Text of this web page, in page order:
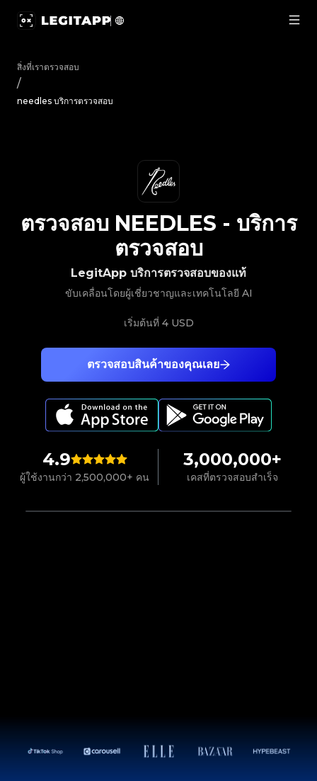
สิ่งที่เราตรวจสอบ
/
needles บริการตรวจสอบ
4.9
ผู้ใช้งานกว่า 2,500,000+ คน
3,000,000+
เคสที่ตรวจสอบสำเร็จ
ตรวจสอบสินค้าของคุณเลย
LegitApp บริการตรวจสอบของแท้
ขับเคลื่อนโดยผู้เชี่ยวชาญและเทคโนโลยี AI
เริ่มต้นที่ 4 USD
ตรวจสอบ NEEDLES - บริการ
ตรวจสอบ